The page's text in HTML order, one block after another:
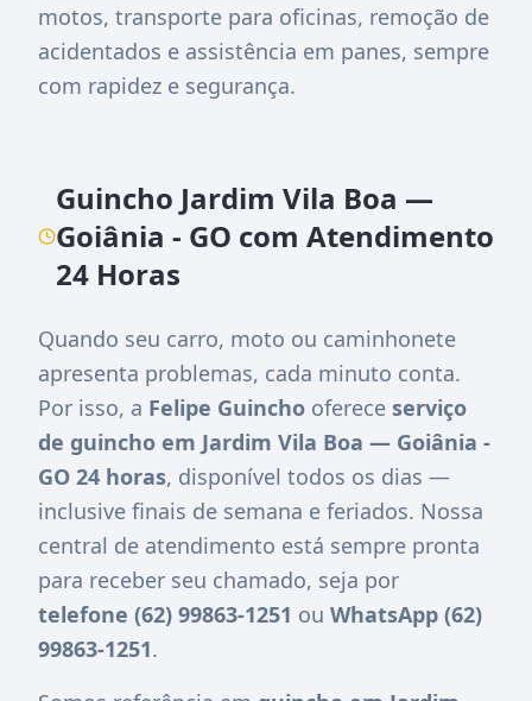
motos, transporte para oficinas, remoção de
acidentados e assistência em panes, sempre
com rapidez e segurança.
Guincho Jardim Vila Boa —
Goiânia - GO com Atendimento
24 Horas
Quando seu carro, moto ou caminhonete
apresenta problemas, cada minuto conta.
Por isso, a Felipe Guincho oferece serviço
de guincho em Jardim Vila Boa — Goiânia -
GO 24 horas, disponível todos os dias —
inclusive finais de semana e feriados. Nossa
central de atendimento está sempre pronta
para receber seu chamado, seja por
telefone (62) 99863-1251 ou WhatsApp (62)
99863-1251.